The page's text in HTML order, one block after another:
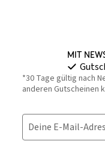
Mit
*30 Tage gültig nach
anderen Gutscheinen
Deine E-Mail-